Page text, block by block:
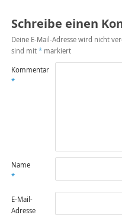
Schreibe einen
Deine E-Mail-Adresse wird nicht
sind mit *markiert
Kommentar
*
Name
*
E-Mail-
Adresse